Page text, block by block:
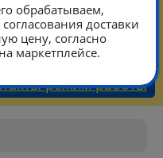
режим работы
обрабатываем,
доставки
цену, согласно
маркетплейсе.